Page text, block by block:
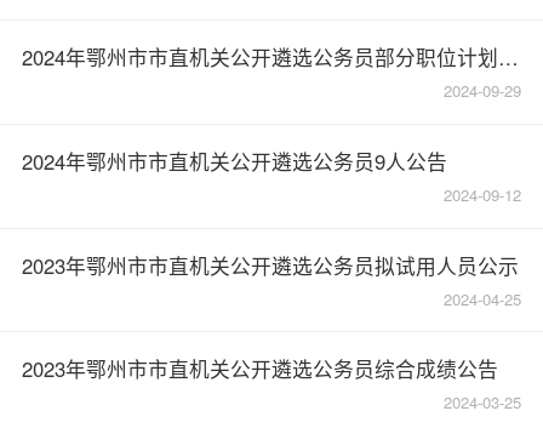
2024年鄂州市市直机关公开遴选公务员部分职位计划取消公告
2024-09-29
2024年鄂州市市直机关公开遴选公务员9人公告
2024-09-12
2023年鄂州市市直机关公开遴选公务员拟试用人员公示
2024-04-25
2023年鄂州市市直机关公开遴选公务员综合成绩公告
2024-03-25